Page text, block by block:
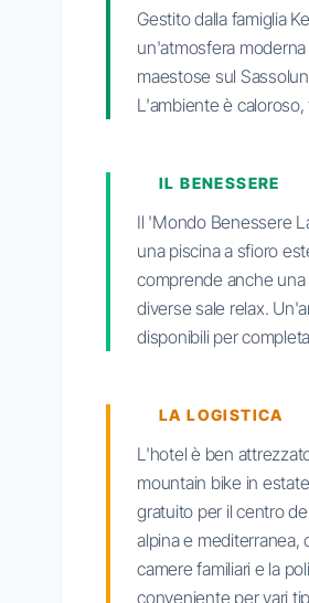
Gestito dalla famiglia
un'atmosfera
maestose sul
L'ambiente è
IL BENESSERE
Il 'Mondo Benessere
una piscina a sfioro
comprende anche
diverse sale relax.
disponibili per
LA LOGISTICA
L'hotel è ben
mountain bike in
gratuito per il centro
alpina e
camere familiari e la
conveniente per vari